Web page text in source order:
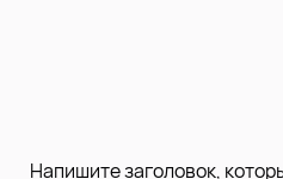
Напишите заголовок,